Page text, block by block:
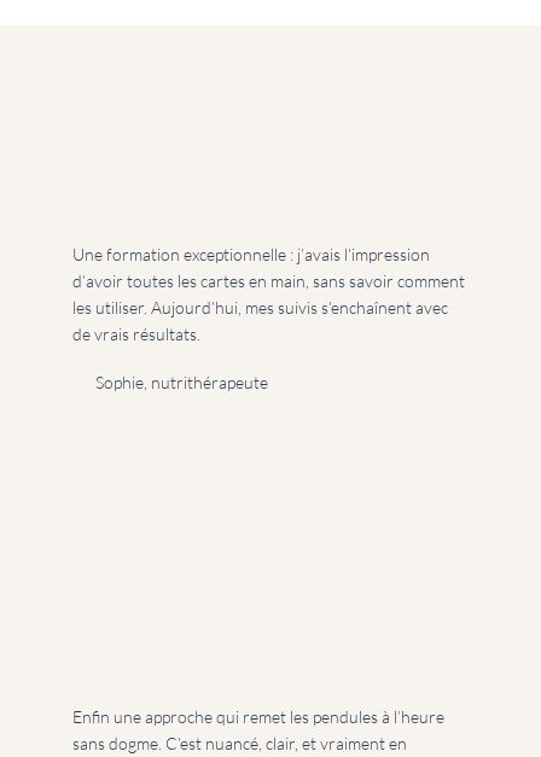
Une formation exceptionnelle : j’avais l’impression
d’avoir toutes les cartes en main, sans savoir comment
les utiliser. Aujourd’hui, mes suivis s’enchaînent avec
de vrais résultats.
Sophie, nutrithérapeute
Enfin une approche qui remet les pendules à l’heure
sans dogme. C’est nuancé, clair, et vraiment en